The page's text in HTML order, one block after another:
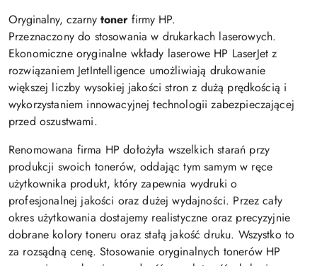
Oryginalny, czarny toner firmy HP.
Przeznaczony do stosowania w drukarkach laserowych.
Ekonomiczne oryginalne wkłady laserowe HP LaserJet z
rozwiązaniem JetIntelligence umożliwiają drukowanie
większej liczby wysokiej jakości stron z dużą prędkością i
wykorzystaniem innowacyjnej technologii zabezpieczającej
przed oszustwami.
Renomowana firma HP dołożyła wszelkich starań przy
produkcji swoich tonerów, oddając tym samym w ręce
użytkownika produkt, który zapewnia wydruki o
profesjonalnej jakości oraz dużej wydajności. Przez cały
okres użytkowania dostajemy realistyczne oraz precyzyjnie
dobrane kolory toneru oraz stałą jakość druku. Wszystko to
za rozsądną cenę. Stosowanie oryginalnych tonerów HP